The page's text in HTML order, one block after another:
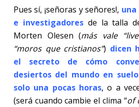
Pues sí, ¡señoras y señores!,
e investigadores de la talla
Morten Olesen (más vale
“moros que cristianos”) dicen
el secreto de cómo
desiertos del mundo en
solo una pocas horas, o a
(será cuando cambie el clima “of